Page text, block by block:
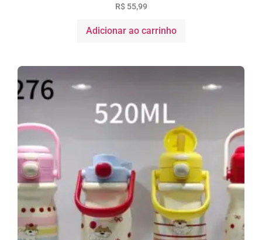
R$55,99
Adicionar ao carrinho